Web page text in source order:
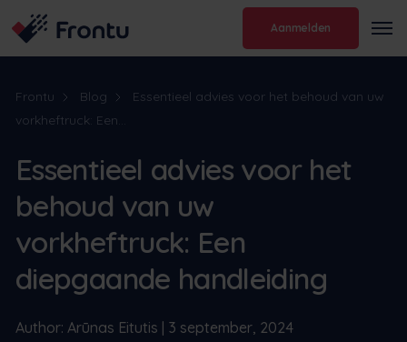
Aanmelden
Frontu Blog
Essentieel advies voor het behoud van uw
vorkheftruck: Een...
Essentieel advies voor het
behoud van uw
vorkheftruck: Een
diepgaande handleiding
Author: Arūnas Eitutis | 3 september, 2024